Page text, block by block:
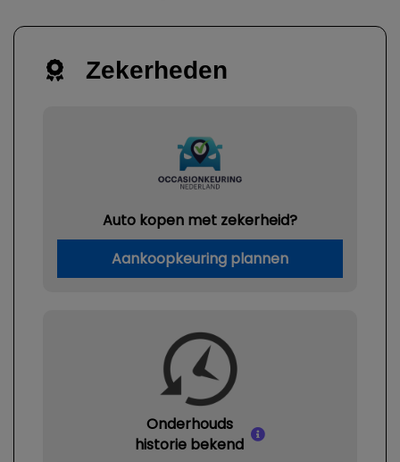
Zekerheden
Auto kopen met zekerheid?
Aankoopkeuring plannen
Onderhouds
historie bekend